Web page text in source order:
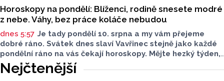
Horoskopy na pondělí: Blíženci, rodině snesete modré
z nebe. Váhy, bez práce koláče nebudou
dnes 5:57 Je tady pondělí 10. srpna a my vám přejeme
dobré ráno. Svátek dnes slaví Vavřinec stejně jako každé
pondělní ráno na vás čekají horoskopy. Mějte hezký týden,
ať se vám daří.
Nejčtenější